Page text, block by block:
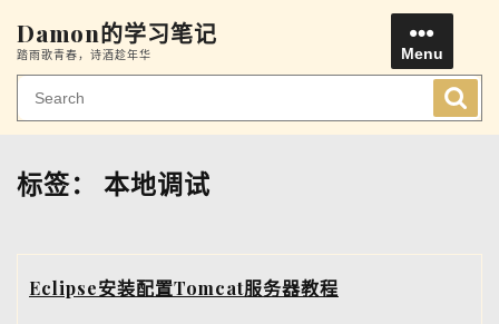
to
content
Damon的学习笔记
踏雨歌青春，诗酒趁年华 Menu
标签： 本地调试
Eclipse安装配置Tomcat服务器教程